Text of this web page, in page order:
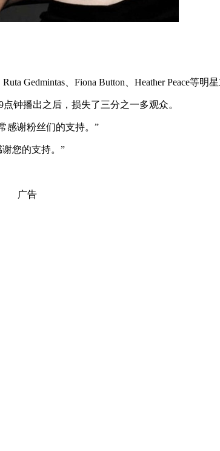
Gedmintas、Fiona Button、Heather Peace等明星
钟播出之后，损失了三分之一多观众。
感谢粉丝们的支持。”
您的支持。”
广告